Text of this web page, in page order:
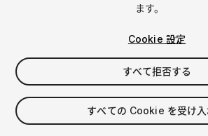
$9.99
消費税は決済時に計算されます
ます。
Cookie 設定
すべて拒否する
すべての Cookie を受け入